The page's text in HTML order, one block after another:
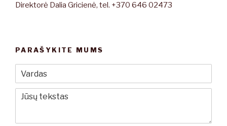
Direktorė Dalia Gricienė, tel. +370 646 02473
PARAŠYKITE MUMS